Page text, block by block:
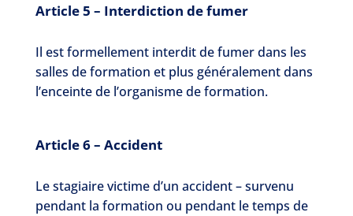
Article 5 – Interdiction de fumer
Il est formellement interdit de fumer dans les
salles de formation et plus généralement dans
l’enceinte de l’organisme de formation.
Article 6 – Accident
Le stagiaire victime d’un accident – survenu
pendant la formation ou pendant le temps de